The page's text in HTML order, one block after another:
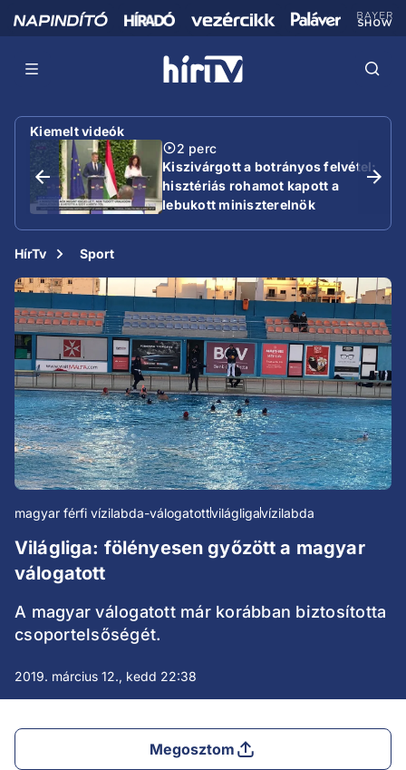
Kiemelt videók
2 perc
Kiszivárgott a botrányos felvétel:
hisztériás rohamot kapott a
lebukott miniszterelnök
HírTv Sport
magyar férfi vízilabda-válogatottvilágligavízilabda
Világliga: fölényesen győzött a magyar
válogatott
A magyar válogatott már korábban biztosította
csoportelsőségét.
2019. március 12., kedd 22:38
Megosztom